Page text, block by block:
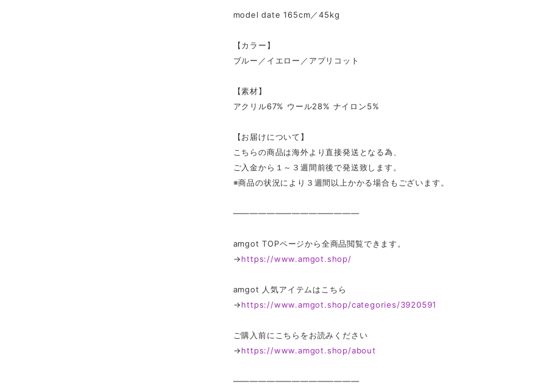
model date 165cm／45kg
【カラー】
ブルー／イエロー／アプリコット
【素材】
アクリル67% ウール28% ナイロン5%
【お届けについて】
こちらの商品は海外より直接発送となる為、
ご入金から１～３週間前後で発送致します。
※商品の状況により３週間以上かかる場合もございます。
———————————————
amgot TOPページから全商品閲覧できます。
→https://www.amgot.shop/
amgot 人気アイテムはこちら
→https://www.amgot.shop/categories/3920591
ご購入前にこちらをお読みください
→https://www.amgot.shop/about
———————————————